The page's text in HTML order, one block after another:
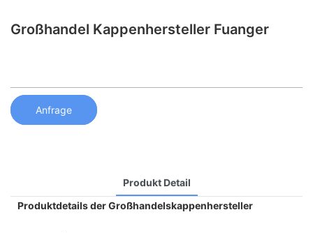
Großhandel Kappenhersteller Fuanger
Anfrage
Produkt Detail
Produktdetails der Großhandelskappenhersteller